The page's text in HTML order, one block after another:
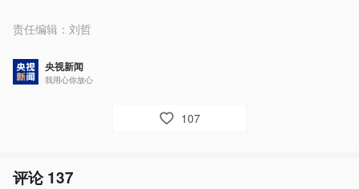
责任编辑： 刘哲
央视新闻
我用心你放心
107
评论137